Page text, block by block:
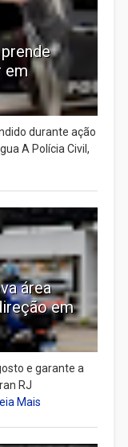
em
durante ação
A Polícia Civil,
área
em
e garante a
RJ
Mais